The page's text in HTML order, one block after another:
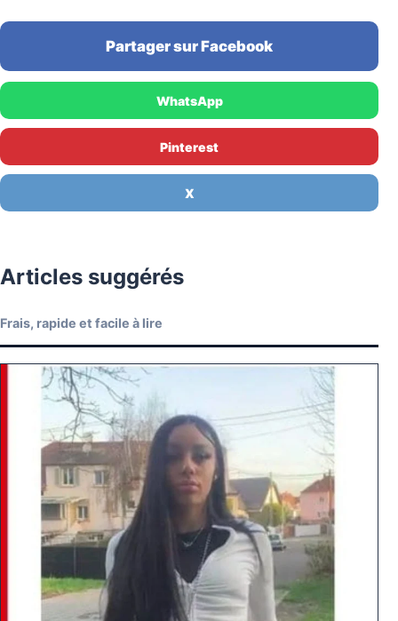
Partager sur Facebook
WhatsApp
Pinterest
X
Articles suggérés
Frais, rapide et facile à lire